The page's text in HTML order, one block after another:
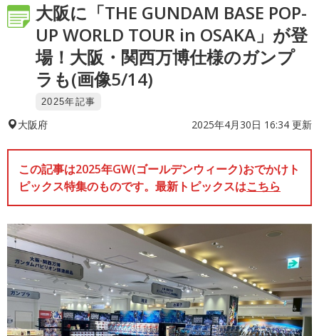
大阪に「THE GUNDAM BASE POP-
UP WORLD TOUR in OSAKA」が登
場！大阪・関西万博仕様のガンプ
ラも(画像5/14)
2025年記事
大阪府 2025年4月30日 16:34 更新
この記事は2025年GW(ゴールデンウィーク)おでかけト
ピックス特集のものです。最新トピックスはこちら